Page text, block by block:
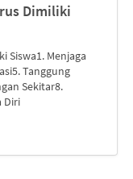
Dimiliki
Siswa1. Menjaga
Tanggung
Sekitar8.
Diri